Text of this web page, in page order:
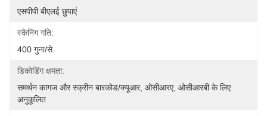
एसपीपी बीएलई छुपाएं
स्कैनिंग गति:
400 गुना/से
डिकोडिंग क्षमता:
समर्थन कागज और स्क्रीन बारकोड/क्यूआर, ओसीआरए, ओसीआरबी के लिए
अनुकूलित